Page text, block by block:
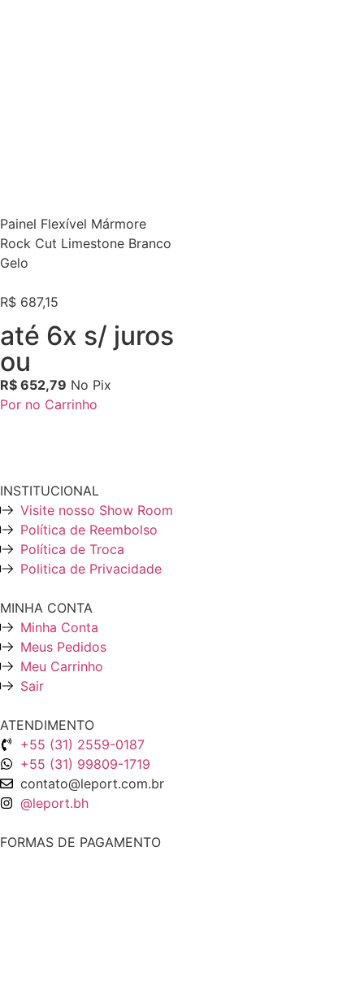
Painel Flexível Mármore
Rock Cut Limestone Branco
Gelo
R$ 687,15
até 6x s/ juros
ou
R$ 652,79 No Pix
Por no Carrinho
INSTITUCIONAL
Visite nosso Show Room
Política de Reembolso
Política de Troca
Politica de Privacidade
MINHA CONTA
Minha Conta
Meus Pedidos
Meu Carrinho
Sair
ATENDIMENTO
+55 (31) 2559-0187
+55 (31) 99809-1719
contato@leport.com.br
@leport.bh
FORMAS DE PAGAMENTO